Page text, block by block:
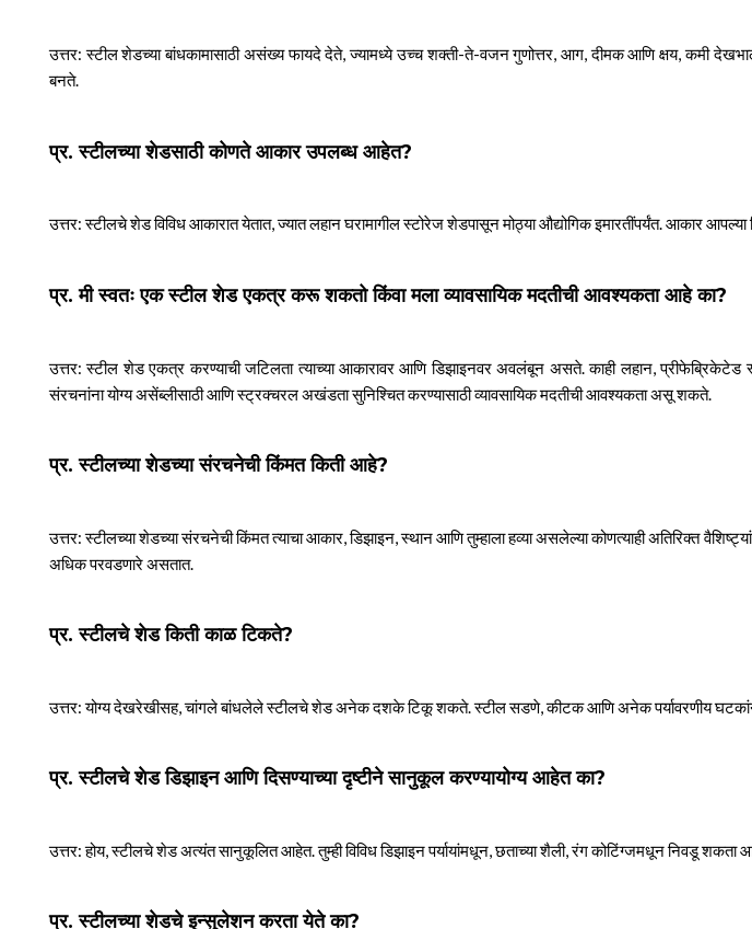
उत्तर: स्टील शेडच्या बांधकामासाठी असंख्य फायदे देते, ज्यामध्ये उच्च शक्ती-ते-वजन गुणोत्तर, आग, दीमक आणि क्षय, कमी
बनते.
प्र. स्टीलच्या शेडसाठी कोणते आकार उपलब्ध आहेत?
उत्तर: स्टीलचे शेड विविध आकारात येतात, ज्यात लहान घरामागील स्टोरेज शेडपासून मोठ्या औद्योगिक इमारतींपर्यंत. आकार
प्र. मी स्वतः एक स्टील शेड एकत्र करू शकतो किंवा मला व्यावसायिक मदतीची आवश्यकता आहे का?
उत्तर: स्टील शेड एकत्र करण्याची जटिलता त्याच्या आकारावर आणि डिझाइनवर अवलंबून असते. काही लहान,
संरचनांना योग्य असेंब्लीसाठी आणि स्ट्रक्चरल अखंडता सुनिश्चित करण्यासाठी व्यावसायिक मदतीची आवश्यकता असू शकते.
प्र. स्टीलच्या शेडच्या संरचनेची किंमत किती आहे?
उत्तर: स्टीलच्या शेडच्या संरचनेची किंमत त्याचा आकार, डिझाइन, स्थान आणि तुम्हाला हव्या असलेल्या कोणत्याही अतिरिक्त
अधिक परवडणारे असतात.
प्र. स्टीलचे शेड किती काळ टिकते?
उत्तर: योग्य देखरेखीसह, चांगले बांधलेले स्टीलचे शेड अनेक दशके टिकू शकते. स्टील सडणे, कीटक आणि अनेक पर्यावरणीय घटकांना
प्र. स्टीलचे शेड डिझाइन आणि दिसण्याच्या दृष्टीने सानुकूल करण्यायोग्य आहेत का?
उत्तर: होय, स्टीलचे शेड अत्यंत सानुकूलित आहेत. तुम्ही विविध डिझाइन पर्यायांमधून, छताच्या शैली, रंग कोटिंग्जमधून निवडू
प्र. स्टीलच्या शेडचे इन्सुलेशन करता येते का?